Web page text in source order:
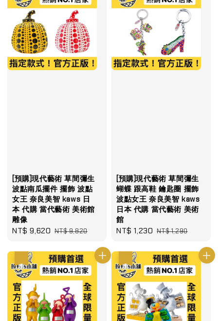
[預購]現代藝術 草間彌生
波點南瓜擺件 擺飾 波點
女王 奈良美智 kaws 日
本 代購 當代藝術 美術館
雕像
Sale
NT$ 9,620 Regular
NT$ 9,820
[預購]現代藝術 草間彌生
蝴蝶 跟高鞋 鑰匙圈 擺飾
波點女王 奈良美智 kaws
日本 代購 當代藝術 美術
館
Sale
NT$ 1,230 Regular
NT$ 1,290